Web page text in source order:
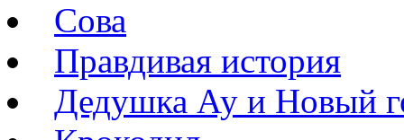
Сова
Правдивая история
Дедушка Ау и Новый